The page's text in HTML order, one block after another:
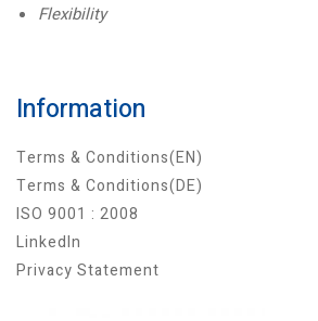
Flexibility
Information
Terms & Conditions(EN)
Terms & Conditions(DE)
ISO 9001 : 2008
LinkedIn
Privacy Statement